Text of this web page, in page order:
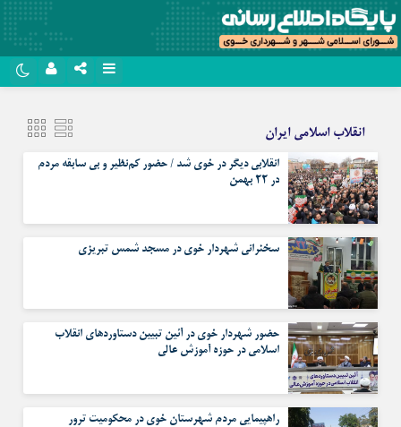
سروش
ایتا
آپارات
اپلیکیشن
رمز عبور
مرا به خاطر بسپار
انقلاب اسلامی ایران
انقلابی دیگر در خوی شد / حضور کم‌نظیر و بی سابقه مردم
در ۲۲ بهمن
سخنرانی شهردار خوی در مسجد شمس تبریزی
حضور شهردار خوی در آئین تبیین دستاوردهای انقلاب
اسلامی در حوزه آموزش عالی
راهپیمایی مردم شهرستان خوی در محکومیت ترور